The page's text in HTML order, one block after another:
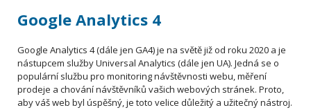
Google Analytics 4
Google Analytics 4 (dále jen GA4) je na světě již od roku 2020 a je
nástupcem služby Universal Analytics (dále jen UA). Jedná se o
populární službu pro monitoring návštěvnosti webu, měření
prodeje a chování návštěvníků vašich webových stránek. Proto,
aby váš web byl úspěšný, je toto velice důležitý a užitečný nástroj.